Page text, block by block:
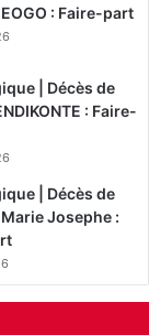
: Faire-part
| Décès de
: Faire-
| Décès de
Marie Josephe :